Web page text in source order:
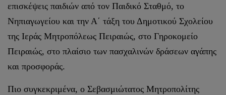
επισκέψεις παιδιών από τον Παιδικό Σταθμό, το
Νηπιαγωγείου και την Α΄ τάξη του Δημοτικού Σχολείου
της Ιεράς Μητροπόλεως Πειραιώς, στο Γηροκομείο
Πειραιώς, στο πλαίσιο των πασχαλινών δράσεων αγάπης
και προσφοράς.
Πιο συγκεκριμένα, ο Σεβασμιώτατος Μητροπολίτης